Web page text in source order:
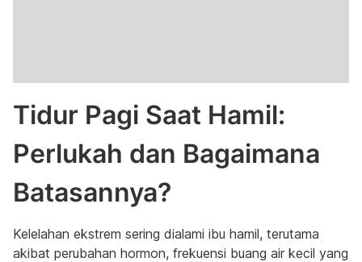
Tidur Pagi Saat Hamil:
Perlukah dan Bagaimana
Batasannya?
Kelelahan ekstrem sering dialami ibu hamil, terutama
akibat perubahan hormon, frekuensi buang air kecil yang